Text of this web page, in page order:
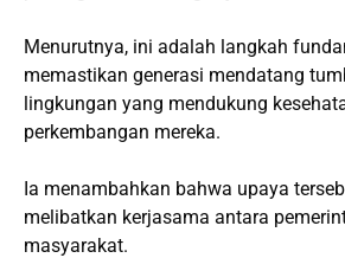
Menurutnya, ini adalah langkah
memastikan generasi mendatang
lingkungan yang mendukung
perkembangan mereka.
Ia menambahkan bahwa upaya
melibatkan kerjasama antara
masyarakat.